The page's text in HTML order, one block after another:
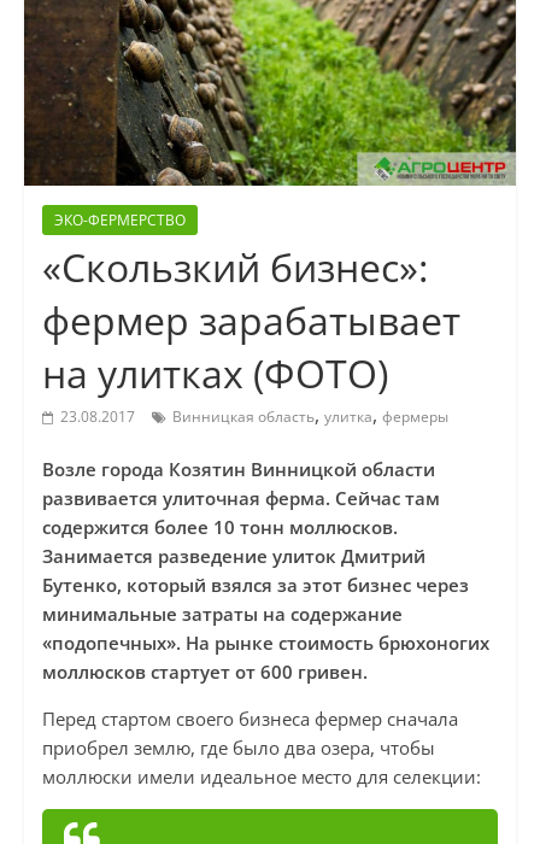
ЭКО-ФЕРМЕРСТВО
«Скользкий бизнес»:
фермер зарабатывает
на улитках (ФОТО)
23.08.2017 Винницкая область, улитка, фермеры
Возле города Козятин Винницкой области
развивается улиточная ферма. Сейчас там
содержится более 10 тонн моллюсков.
Занимается разведение улиток Дмитрий
Бутенко, который взялся за этот бизнес через
минимальные затраты на содержание
«подопечных». На рынке стоимость брюхоногих
моллюсков стартует от 600 гривен.
Перед стартом своего бизнеса фермер сначала
приобрел землю, где было два озера, чтобы
моллюски имели идеальное место для селекции: